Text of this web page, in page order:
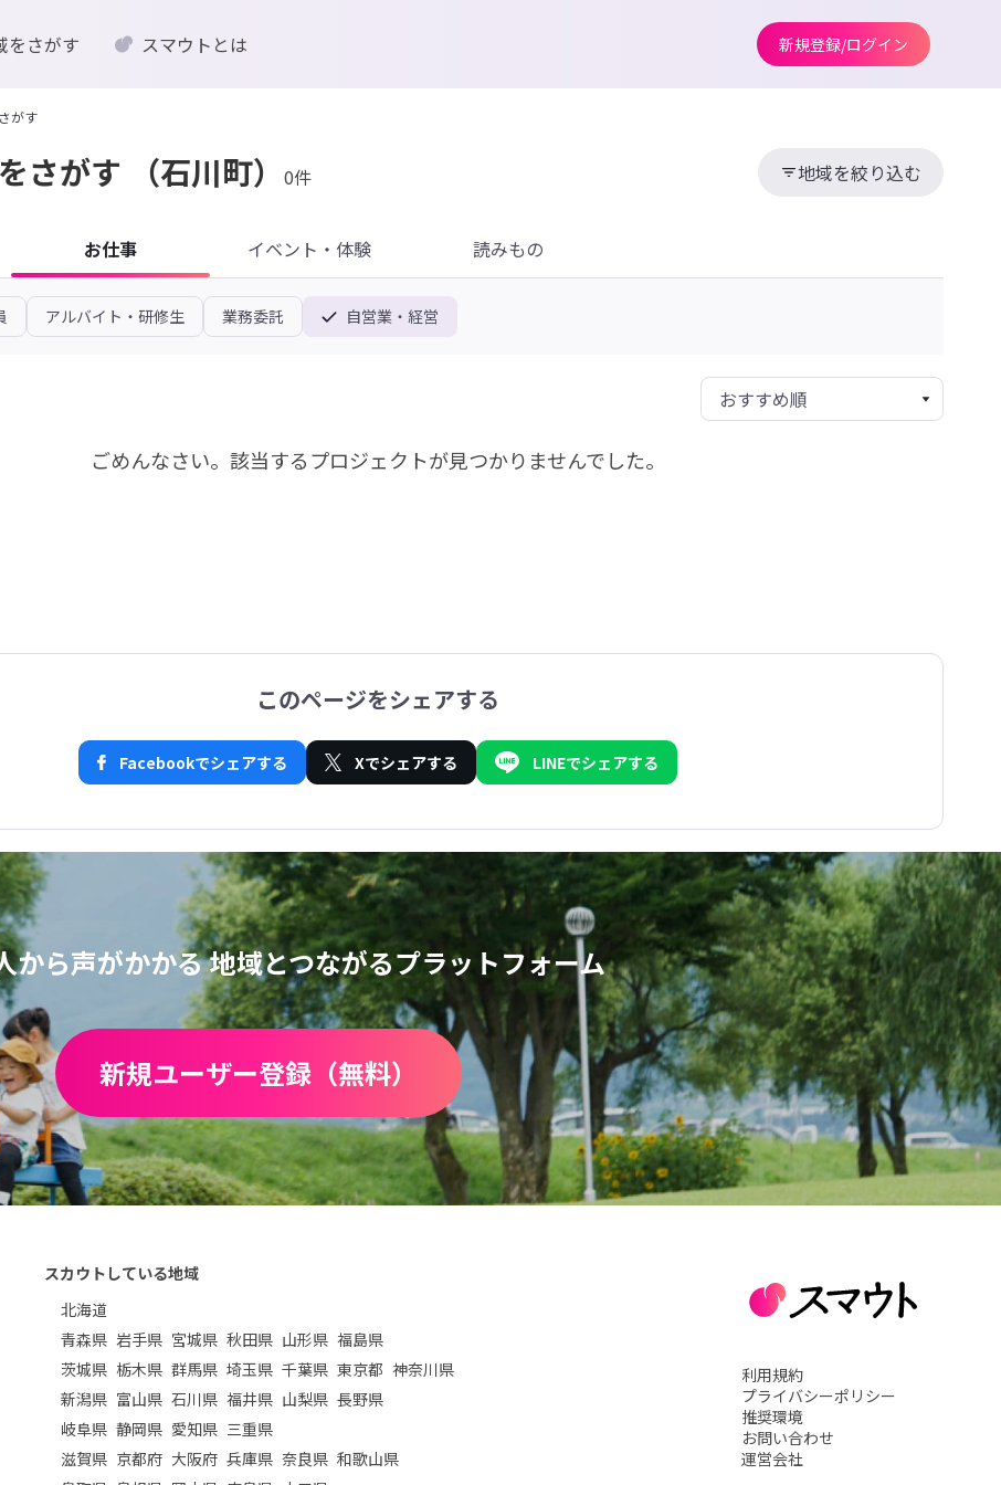
をさがす スマウトとは 新規登録/ログイン
がす
さがす （石川町） 0件 地域を絞り込む
お仕事 イベント・体験 読みもの
アルバイト・研修生 業務委託 自営業・経営
ごめんなさい。 該当するプロジェクトが見つかりませんでした。
このページをシェアする
Facebookでシェアする Xでシェアする LINEでシェアする
から声がかかる地域とつながるプラットフォーム
新規ユーザー登録（無料）
スカウトしている地域
北海道
青森県 岩手県 宮城県 秋田県 山形県 福島県
茨城県 栃木県 群馬県 埼玉県 千葉県 東京都 神奈川県
新潟県 富山県 石川県 福井県 山梨県 長野県
岐阜県 静岡県 愛知県 三重県
滋賀県 京都府 大阪府 兵庫県 奈良県 和歌山県
利用規約
プライバシーポリシー
推奨環境
お問い合わせ
運営会社